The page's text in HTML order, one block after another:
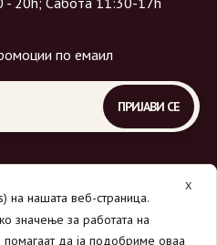
по емаил
X
на нашата веб-страница.
значење за работата на
да ја подобриме оваа